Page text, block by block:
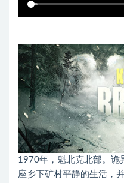
1970年，魁北克北部。
座乡下矿村平静的生活，